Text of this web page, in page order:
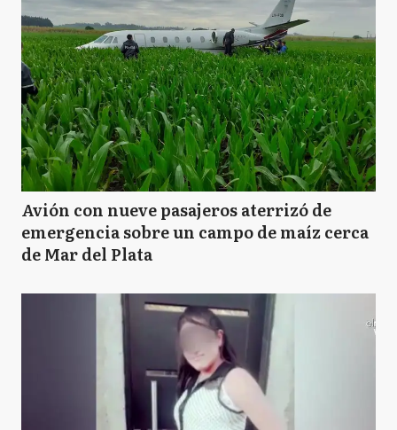
Avión con nueve pasajeros aterrizó de
emergencia sobre un campo de maíz cerca
de Mar del Plata